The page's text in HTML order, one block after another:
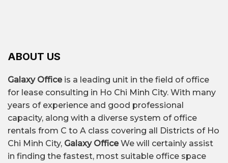
ABOUT US
Galaxy Officeis a leading unit in the field of office
for lease consulting in Ho Chi Minh City. With many
years of experience and good professional
capacity, along with a diverse system of office
rentals from C to A class covering all Districts of Ho
Chi Minh City, Galaxy OfficeWe will certainly assist
in finding the fastest, most suitable office space